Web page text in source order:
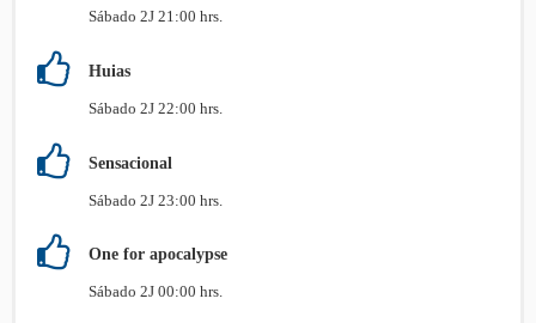
Sábado 2J 21:00 hrs.
Huias
Sábado 2J 22:00 hrs.
Sensacional
Sábado 2J 23:00 hrs.
One for apocalypse
Sábado 2J 00:00 hrs.